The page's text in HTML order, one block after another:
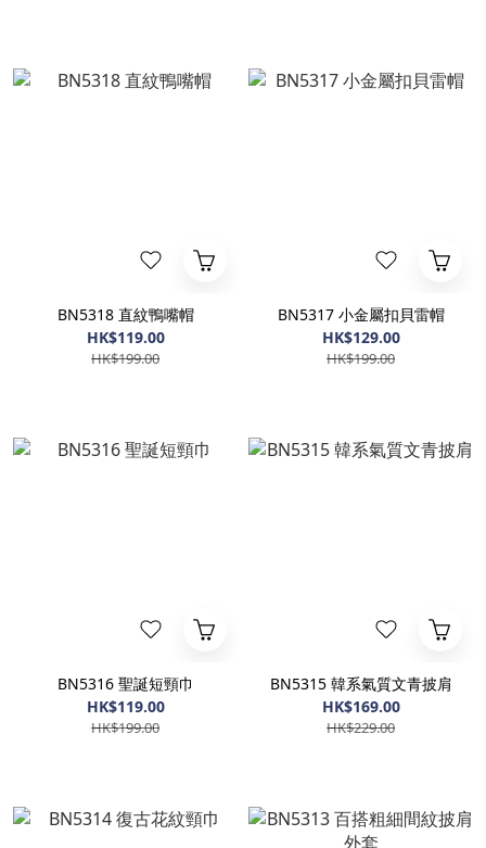
BN5318 直紋鴨嘴帽
HK$119.00
HK$199.00
BN5317 小金屬扣貝雷帽
HK$129.00
HK$199.00
BN5316 聖誕短頸巾
HK$119.00
HK$199.00
BN5315 韓系氣質文青披肩
HK$169.00
HK$229.00